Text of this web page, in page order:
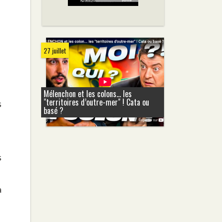
27 juillet
Mélenchon et les colons... les
"territoires d’outre-mer" ! Cata ou
basé ?